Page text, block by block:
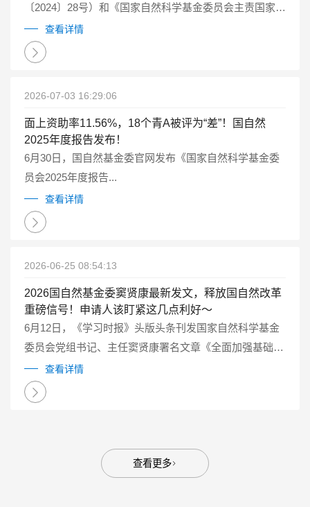
〔2024〕28号）和《国家自然科学基金委员会主责国家重
点研发计划重点专项管理实施细则（试行）》（国科金发
计〔2025〕1号）有关要求...
查看详情
2026-07-03 16:29:06
面上资助率11.56%，18个青A被评为“差”！国自然
2025年度报告发布！
6月30日，国自然基金委官网发布《国家自然科学基金委
员会2025年度报告...
查看详情
2026-06-25 08:54:13
2026国自然基金委窦贤康最新发文，释放国自然改革
重磅信号！申请人该盯紧这几点利好～
6月12日，《学习时报》头版头条刊发国家自然科学基金
委员会党组书记、主任窦贤康署名文章《全面加强基础研
究 打牢科技强国建设根基》。这篇长文系统阐述了新时
代“为什么要加强基础研究”“如何加强基础研究”等重大理
论和实践问题。...
查看详情
查看更多